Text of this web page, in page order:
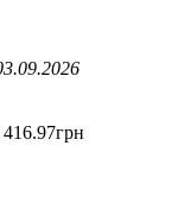
416.97грн